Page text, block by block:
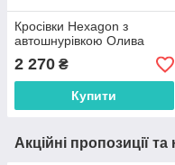
Кросівки Hexagon з
автошнурівкою Олива
2 270 ₴
Купити
Акційні пропозиції